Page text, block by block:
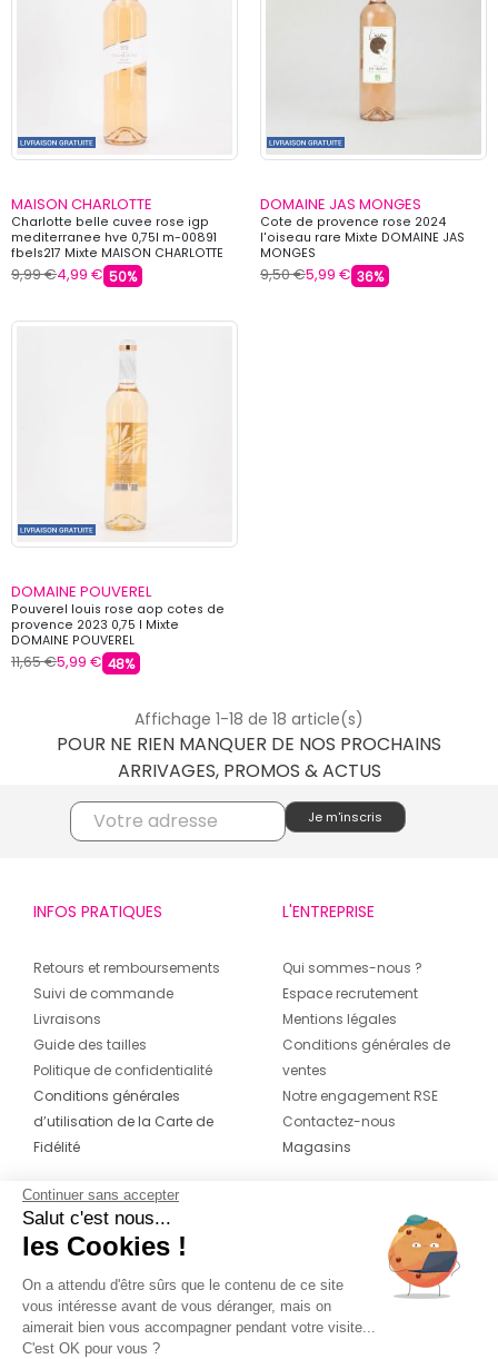
MAISON CHARLOTTE
Charlotte belle cuvee rose igp
mediterranee hve 0,75l m-00891
fbels217 Mixte MAISON CHARLOTTE
9,99 €4,99 € 50%
DOMAINE JAS MONGES
Cote de provence rose 2024
l'oiseau rare Mixte DOMAINE JAS
MONGES
9,50 €5,99 € 36%
DOMAINE POUVEREL
Pouverel louis rose aop cotes de
provence 2023 0,75 l Mixte
DOMAINE POUVEREL
11,65 €5,99 € 48%
Affichage 1-18 de 18 article(s)
POUR NE RIEN MANQUER DE NOS PROCHAINS
ARRIVAGES, PROMOS & ACTUS
INFOS PRATIQUES
Retours et remboursements
Suivi de commande
Livraisons
Guide des tailles
Politique de confidentialité
Conditions générales
d’utilisation de la Carte de
Fidélité
L'ENTREPRISE
Qui sommes-nous ?
Espace recrutement
Mentions légales
Conditions générales de
ventes
Notre engagement RSE
Contactez-nous
Magasins
CONTACT
04 42 20 78 42
Du lundi au jeudi de 8h30 à 16h30 & le
vendredi de 8h30 à 15h30
Continuer sans accepter
Salut c'est nous...
les Cookies !
On a attendu d'être sûrs que le contenu de ce site
vous intéresse avant de vous déranger, mais on
aimerait bien vous accompagner pendant votre visite...
C'est OK pour vous ?